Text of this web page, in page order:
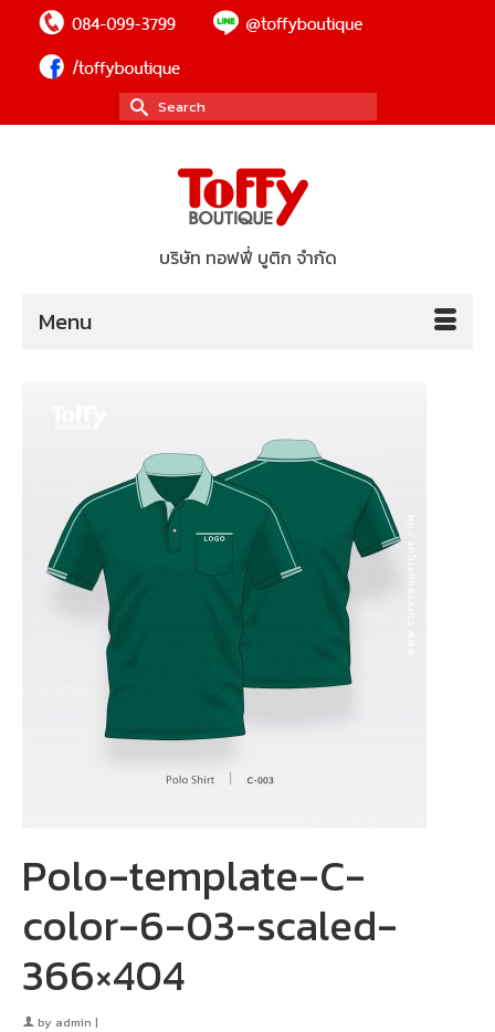
Search
for:
บริษัท ทอฟฟี่ บูติก จำกัด
Menu
Polo-template-C-
color-6-03-scaled-
366×404
by admin |